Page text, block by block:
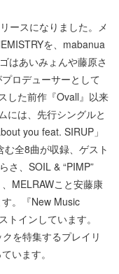
ースになりました。メ
を、mabanua
はあいみょんや藤原さ
ロデューサーとして
した前作『Ovall』以来
には、先行シングルと
you feat. SIRUP」
全8曲が収録、ゲスト
さ、SOIL & “PIMP”
MELRAWこと安藤康
。『New Music
インしています。
を特集するプレイリ
います。